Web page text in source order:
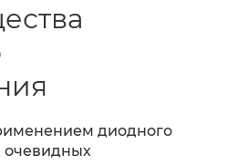
диодного
очевидных